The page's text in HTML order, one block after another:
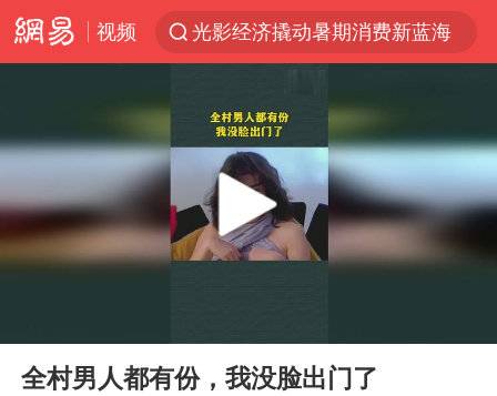
视频
光影经济撬动暑期消费新蓝海
新疆景区自驾服务费改为按车收费
多家A股公司收到美国关税退款
香港宏福苑火灾或由烟头引起
Play
全村男人都有份，我没脸出门了